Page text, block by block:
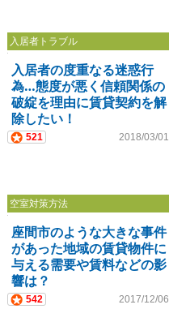
入居者トラブル
入居者の度重なる迷惑行
為…態度が悪く信頼関係の
破綻を理由に賃貸契約を解
除したい！
521 2018/03/01
空室対策方法
座間市のような大きな事件
があった地域の賃貸物件に
与える需要や賃料などの影
響は？
542 2017/12/06